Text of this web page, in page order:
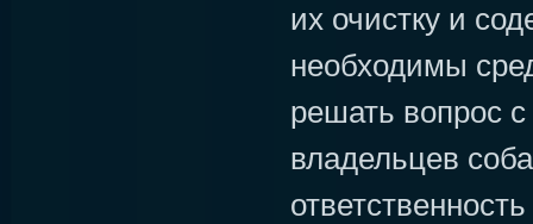
их очистку и
необходимы
решать вопрос
владельцев